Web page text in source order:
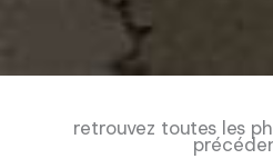
retrouvez toutes les